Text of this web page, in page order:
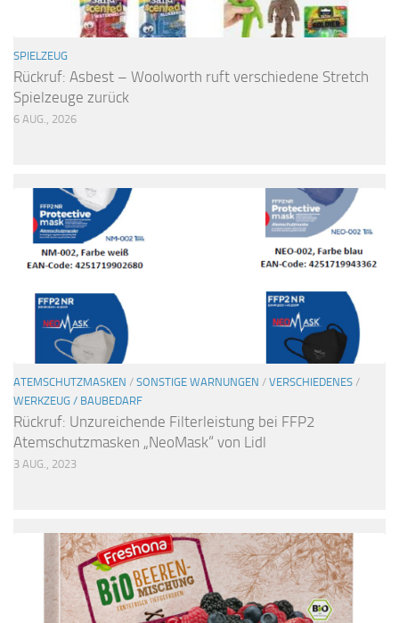
SPIELZEUG
Rückruf: Asbest – Woolworth ruft verschiedene Stretch
Spielzeuge zurück
6 AUG., 2026
ATEMSCHUTZMASKEN / SONSTIGE WARNUNGEN / VERSCHIEDENES /
WERKZEUG / BAUBEDARF
Rückruf: Unzureichende Filterleistung bei FFP2
Atemschutzmasken „NeoMask“ von Lidl
3 AUG., 2023